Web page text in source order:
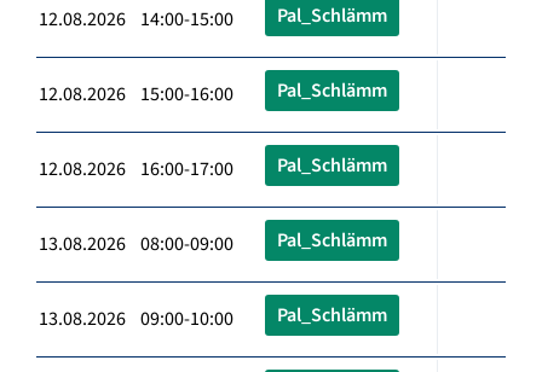
12.08.2026 14:00-15:00 Pal_Schlämm
12.08.2026 15:00-16:00 Pal_Schlämm
12.08.2026 16:00-17:00 Pal_Schlämm
13.08.2026 08:00-09:00 Pal_Schlämm
13.08.2026 09:00-10:00 Pal_Schlämm